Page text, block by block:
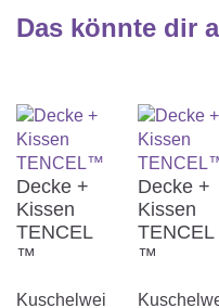
Nicht bleichen
Das könnte dir
Decke +
Kissen
TENCEL
™
Kuschelwei
Decke +
Kissen
TENCEL
™